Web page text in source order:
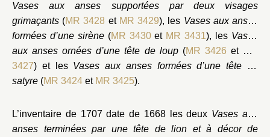
Vases aux anses supportées par deux visages
grimaçants (MR 3428 et MR 3429), les Vases aux anses
formées d’une sirène(MR 3430et MR 3431), les Vases
aux anses ornées d’une tête de loup(MR 3426 et MR
3427) et les Vases aux anses formées d’une tête de
satyre (MR 3424 et MR 3425).
L’inventaire de 1707 date de 1668 les deux Vases aux
anses terminées par une tête de lion et à décor de